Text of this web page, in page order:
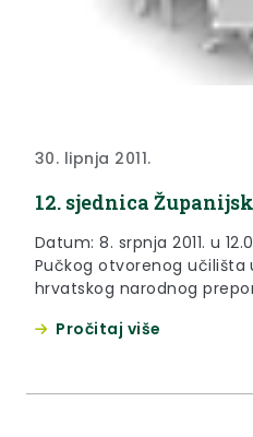
30. lipnja 2011.
12. sjednica
Datum: 8. srpnja 2011. u
Pučkog otvorenog učilišta
hrvatskog narodnog
Županijske skupštine
Pročitaj više